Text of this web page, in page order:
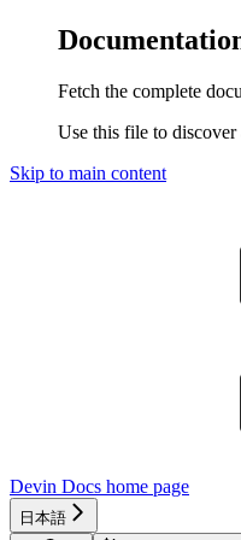
Fetch the complete
Use this file to
Skip to main content
Devin Docs home page
日本語